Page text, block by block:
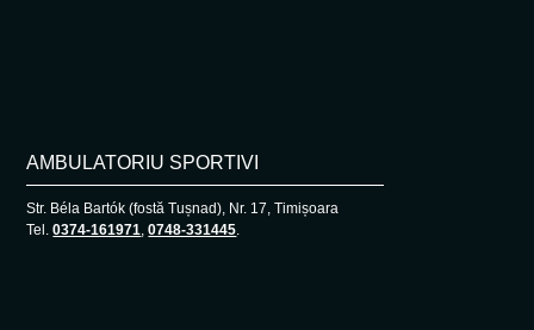
AMBULATORIU SPORTIVI
Str. Béla Bartók (fostă Tușnad), Nr. 17, Timișoara
Tel.0374-161971,0748-331445.